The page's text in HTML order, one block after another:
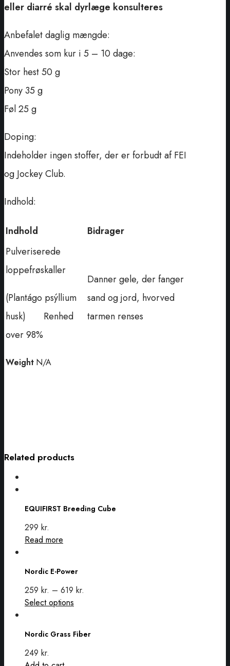
eller diarré skal dyrlæge konsulteres
Anbefalet daglig mængde:
Anvendes som kur i 5 – 10 dage:
Stor hest 50 g
Pony 35 g
Føl 25 g
Doping:
Indeholder ingen stoffer, der er forbudt af FEI
og Jockey Club.
Indhold:
Indhold
Bidrager
Pulveriserede
loppefrøskaller
(Plantágo psýllium
husk) Renhed
over 98%
Danner gele, der fanger
sand og jord, hvorved
tarmen renses
Weight N/A
Related products
Cube
EQUIFIRST Breeding Cube
299 kr.
Read more
Power
Nordic E-Power
259 kr. – 619 kr.
Select options
multiple
Fiber
Nordic Grass Fiber
249 kr.